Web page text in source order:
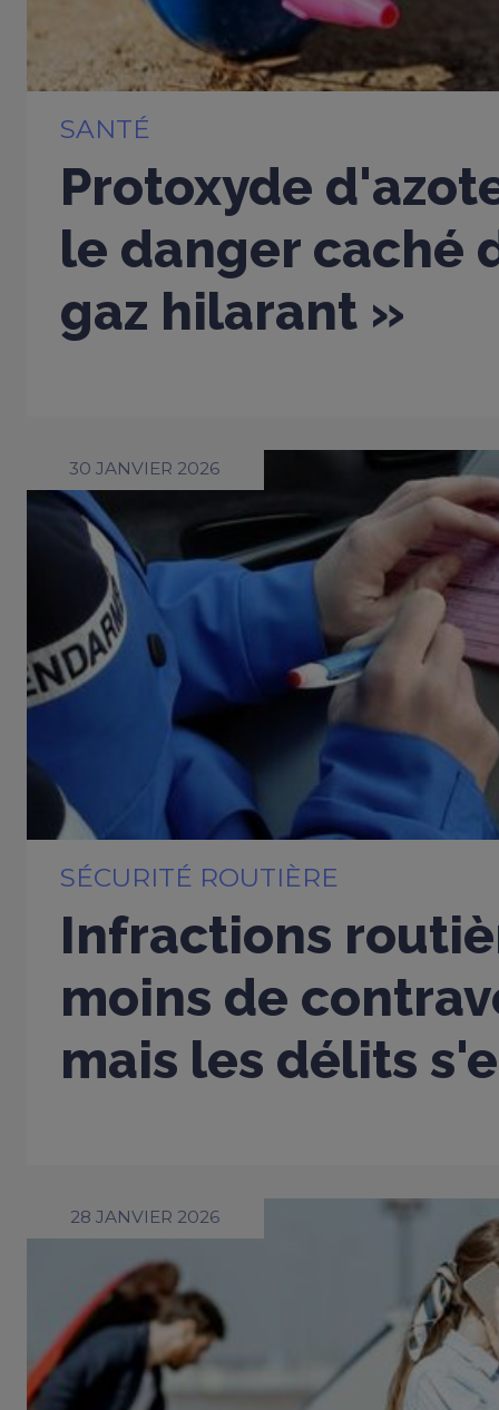
SANTÉ
Protoxyde
le danger caché
gaz hilarant »
30 JANVIER 2026
SÉCURITÉ ROUTIÈRE
Infractions
moins de
mais les délits
28 JANVIER 2026